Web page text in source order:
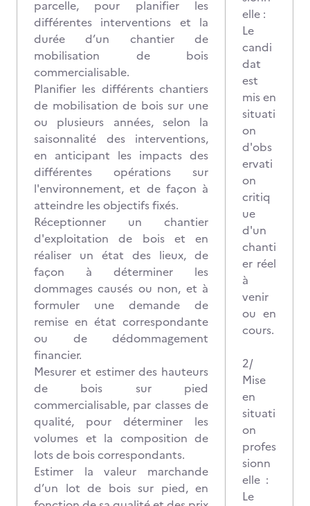
parcelle, pour planifier les
différentes interventions et la
durée d’un chantier de
mobilisation de bois
commercialisable.
Planifier les différents chantiers
de mobilisation de bois sur une
ou plusieurs années, selon la
saisonnalité des interventions,
en anticipant les impacts des
différentes opérations sur
l'environnement, et de façon à
atteindre les objectifs fixés.
Réceptionner un chantier
d'exploitation de bois et en
réaliser un état des lieux, de
façon à déterminer les
dommages causés ou non, et à
formuler une demande de
remise en état correspondante
ou de dédommagement
financier.
Mesurer et estimer des hauteurs
de bois sur pied
commercialisable, par classes de
qualité, pour déterminer les
volumes et la composition de
lots de bois correspondants.
Estimer la valeur marchande
d’un lot de bois sur pied, en
elle :
Le
candi
dat
est
mis en
situati
on
d'obs
ervati
on
critiq
ue
d'un
chanti
er réel
à
venir
ou en
cours.
2/
Mise
en
situati
on
profes
sionn
elle :
Le